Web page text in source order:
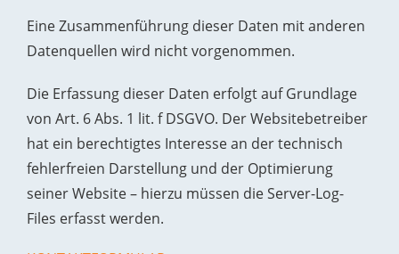
Eine Zusammenführung dieser Daten mit anderen
Datenquellen wird nicht vorgenommen.
Die Erfassung dieser Daten erfolgt auf Grundlage
von Art. 6 Abs. 1 lit. f DSGVO. Der Websitebetreiber
hat ein berechtigtes Interesse an der technisch
fehlerfreien Darstellung und der Optimierung
seiner Website – hierzu müssen die Server-Log-
Files erfasst werden.